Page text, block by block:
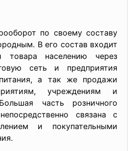
по своему составу
В его состав входит
товара населению через
сеть и предприятия
а так же продажи
учреждениям и
часть розничного
связана с
и покупательными